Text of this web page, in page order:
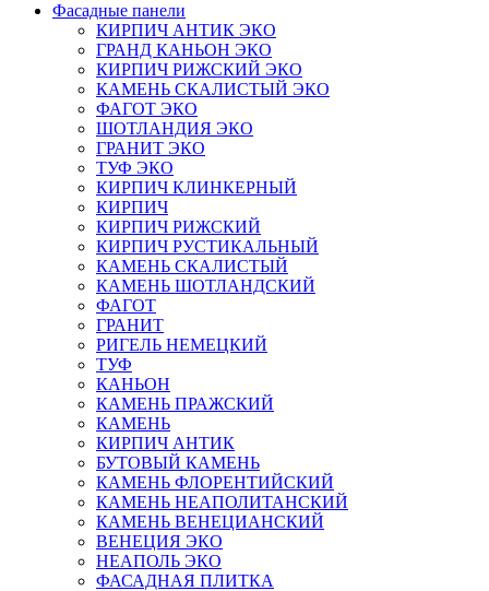
Фасадные панели
КИРПИЧ АНТИК ЭКО
ГРАНД КАНЬОН ЭКО
КИРПИЧ РИЖСКИЙ ЭКО
КАМЕНЬ СКАЛИСТЫЙ ЭКО
ФАГОТ ЭКО
ШОТЛАНДИЯ ЭКО
ГРАНИТ ЭКО
ТУФ ЭКО
КИРПИЧ КЛИНКЕРНЫЙ
КИРПИЧ
КИРПИЧ РИЖСКИЙ
КИРПИЧ РУСТИКАЛЬНЫЙ
КАМЕНЬ СКАЛИСТЫЙ
КАМЕНЬ ШОТЛАНДСКИЙ
ФАГОТ
ГРАНИТ
РИГЕЛЬ НЕМЕЦКИЙ
ТУФ
КАНЬОН
КАМЕНЬ ПРАЖСКИЙ
КАМЕНЬ
КИРПИЧ АНТИК
БУТОВЫЙ КАМЕНЬ
КАМЕНЬ ФЛОРЕНТИЙСКИЙ
КАМЕНЬ НЕАПОЛИТАНСКИЙ
КАМЕНЬ ВЕНЕЦИАНСКИЙ
ВЕНЕЦИЯ ЭКО
НЕАПОЛЬ ЭКО
ФАСАДНАЯ ПЛИТКА